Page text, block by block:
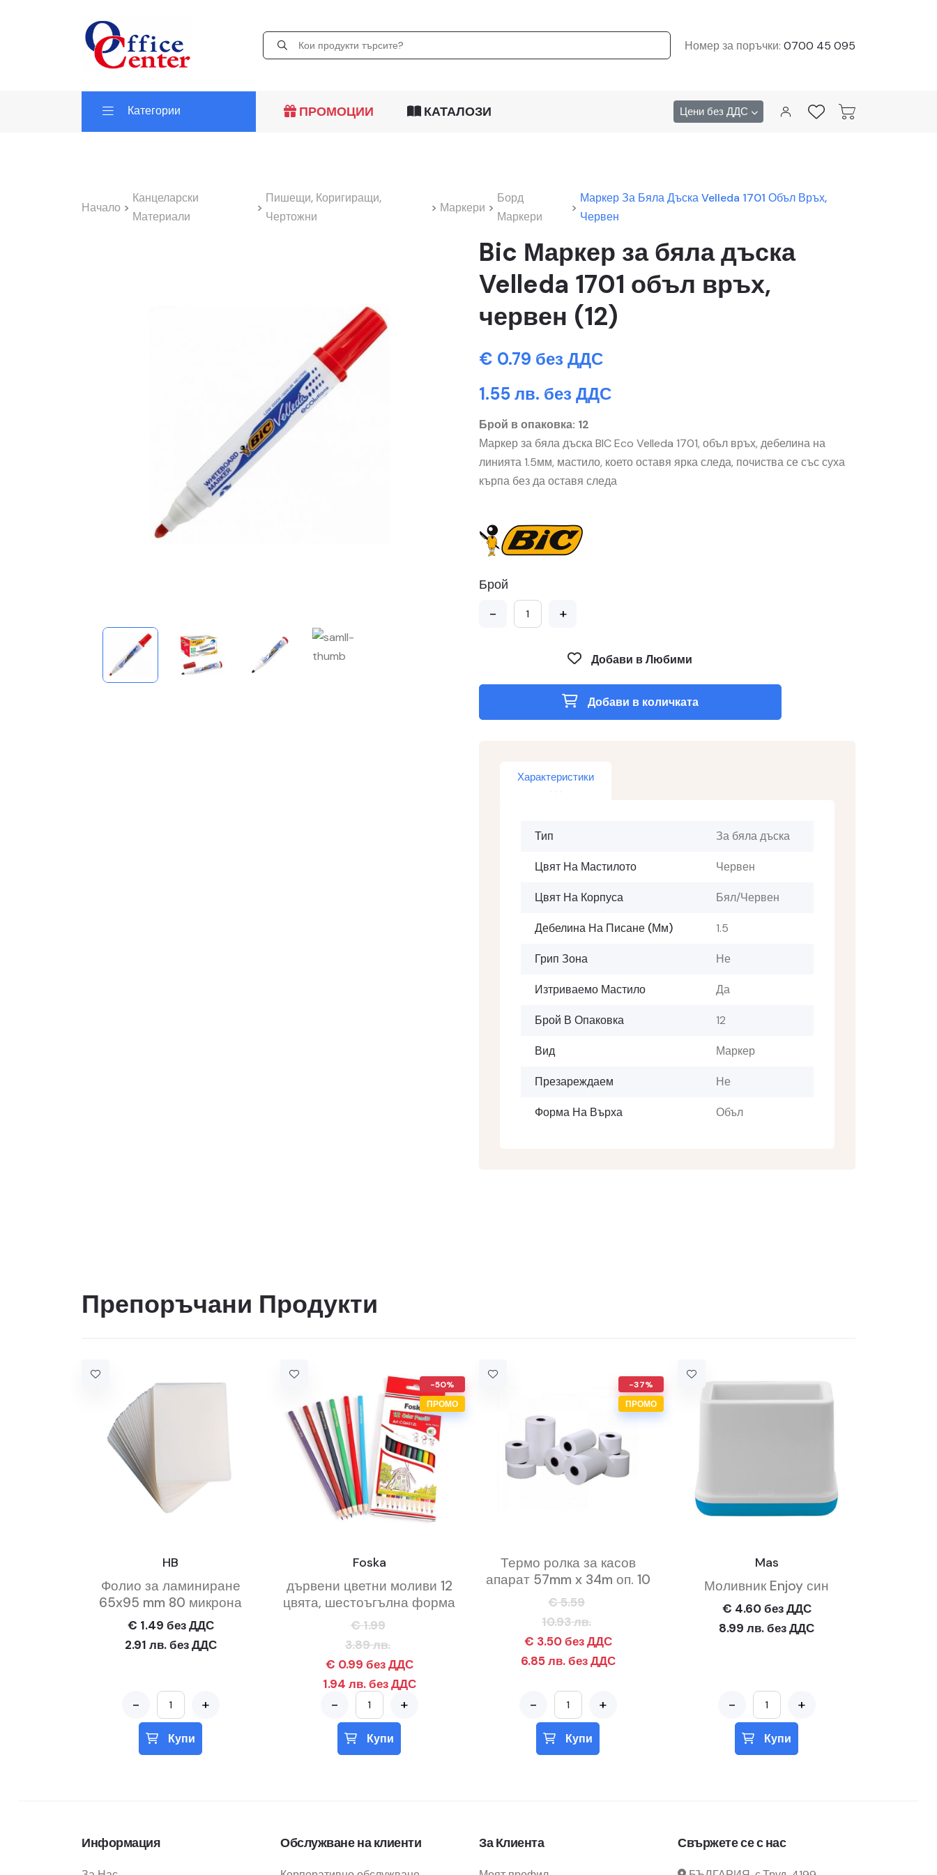
Номер за поръчки: 0700 45 095
Категории ПРОМОЦИИ КАТАЛОЗИ Цени без ДДС
Начало >
Канцеларски
Материали
>
Пишещи, Коригиращи,
Чертожни
> Маркери >
Борд
Маркери
>
Маркер За Бяла Дъска Velleda 1701 Объл Връх,
Червен
Bic Маркер за бяла дъска
Velleda 1701 объл връх,
червен (12)
€ 0.79 без ДДС
1.55 лв. без ДДС
Брой в опаковка: 12
Маркер за бяла дъска BIC Eco Velleda 1701, объл връх, дебелина на
линията 1.5мм, мастило, което оставя ярка следа, почиства се със суха
кърпа без да оставя следа
Брой
- +
Добави в Любими
Добави в количката
Характеристики
Тип За бяла дъска
Цвят На Мастилото Червен
Цвят На Корпуса Бял/Червен
Дебелина На Писане (мм) 1.5
Грип Зона Не
Изтриваемо Мастило Да
Брой В Опаковка 12
Вид Маркер
Презареждаем Не
Форма На Върха Объл
Препоръчани Продукти
HB
Фолио за ламиниране
65x95 mm 80 микрона
€ 1.49 без ДДС
2.91 лв. без ДДС
- +
Купи
-50%
ПРОМО
Foska
дървени цветни моливи 12
цвята, шестоъгълна форма
€ 1.99
3.89 лв.
€ 0.99 без ДДС
1.94 лв. без ДДС
- +
Купи
-37%
ПРОМО
Термо ролка за касов
апарат 57mm x 34m оп. 10
€ 5.59
10.93 лв.
€ 3.50 без ДДС
6.85 лв. без ДДС
- +
Купи
Mas
Моливник Enjoy син
€ 4.60 без ДДС
8.99 лв. без ДДС
- +
Купи
Информация Обслужване на клиенти За Клиента Свържете се с нас